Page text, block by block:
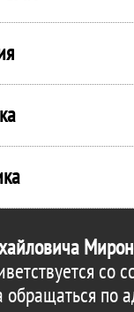
со
по